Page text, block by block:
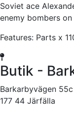
Soviet ace
enemy bombers
Features: Parts x
Butik -
Barkarbyvägen 55c
177 44 Järfälla